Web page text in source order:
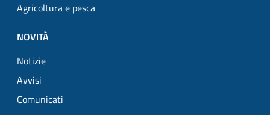
Agricoltura e pesca
NOVITÀ
Notizie
Avvisi
Comunicati